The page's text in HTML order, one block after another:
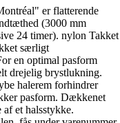
er flatterende
(3000 mm
24 timer). nylon Takket
særligt
en optimal pasform
drejelig brystlukning.
halerem forhindrer
pasform. Dækkenet
af et halsstykke.